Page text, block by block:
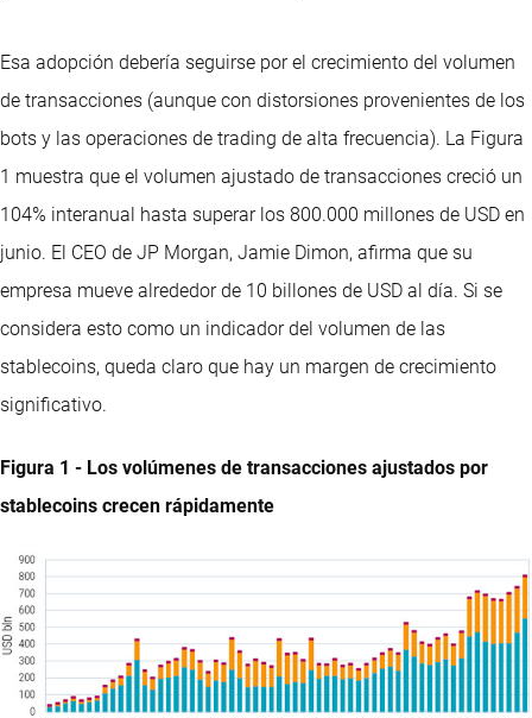
Esa adopción debería seguirse por el crecimiento del volumen
de transacciones (aunque con distorsiones provenientes de los
bots y las operaciones de trading de alta frecuencia). La Figura
1 muestra que el volumen ajustado de transacciones creció un
104% interanual hasta superar los 800.000 millones de USD en
junio. El CEO de JP Morgan, Jamie Dimon, afirma que su
empresa mueve alrededor de 10 billones de USD al día. Si se
considera esto como un indicador del volumen de las
stablecoins, queda claro que hay un margen de crecimiento
significativo.
Figura 1 - Los volúmenes de transacciones ajustados por
stablecoins crecen rápidamente